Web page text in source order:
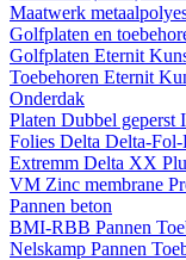
Maatwerk
Golfplaten en
Golfplaten Eternit
Toebehoren Eternit
Onderdak
Platen Dubbel geperst
Folies Delta Delta-
Extremm Delta XX
VM Zinc membrane
Pannen beton
BMI-RBB Pannen
Nelskamp Pannen